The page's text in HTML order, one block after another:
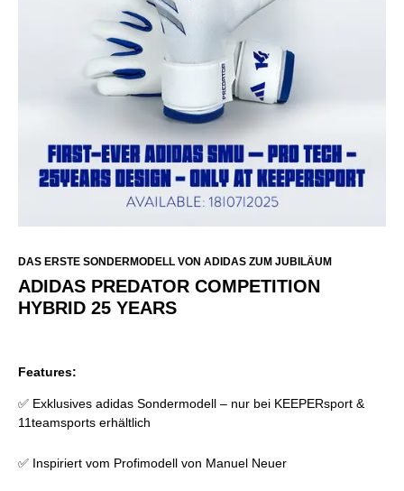
DAS ERSTE SONDERMODELL VON ADIDAS ZUM JUBILÄUM
ADIDAS PREDATOR COMPETITION
HYBRID 25 YEARS
Features:
✅ Exklusives adidas Sondermodell – nur bei KEEPERsport &
11teamsports erhältlich
✅ Inspiriert vom Profimodell von Manuel Neuer